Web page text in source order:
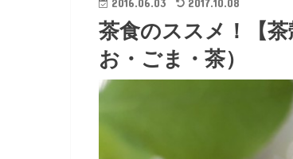
茶食のススメ！【
お・ごま・茶）